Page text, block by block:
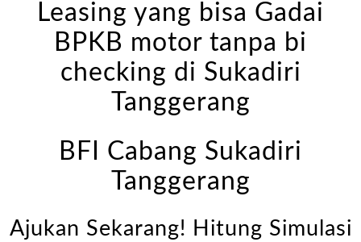
Leasing yang bisa Gadai
BPKB motor tanpa bi
checking di Sukadiri
Tanggerang
BFI Cabang Sukadiri
Tanggerang
Ajukan Sekarang! Hitung Simulasi